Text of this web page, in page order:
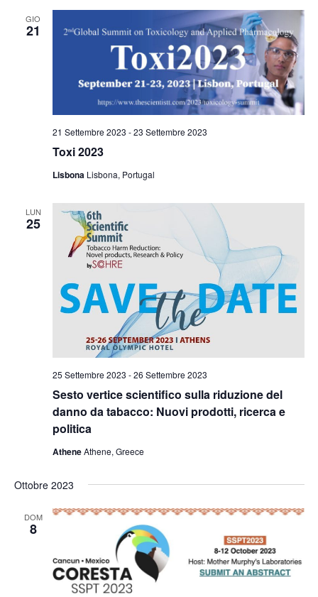
GIO
21
Toxi 2023
21 Settembre 2023 -23 Settembre 2023
Lisbona Lisbona, Portugal
LUN
25
Sesto vertice scientifico sulla riduzione del
danno da tabacco: Nuovi prodotti, ricerca e
politica
25 Settembre 2023 -26 Settembre 2023
AtheneAthene, Greece
Ottobre 2023
DOM
8